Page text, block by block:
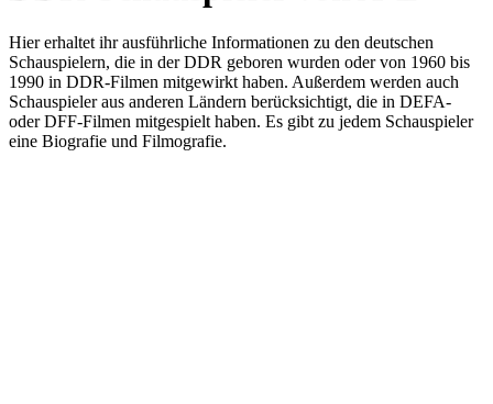
Hier erhaltet ihr ausführliche Informationen zu den deutschen
Schauspielern, die in der DDR geboren wurden oder von 1960 bis
1990 in DDR-Filmen mitgewirkt haben. Außerdem werden auch
Schauspieler aus anderen Ländern berücksichtigt, die in DEFA-
oder DFF-Filmen mitgespielt haben. Es gibt zu jedem Schauspieler
eine Biografie und Filmografie.